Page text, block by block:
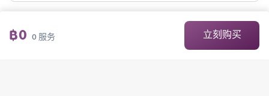
฿0 0服务 立刻购买